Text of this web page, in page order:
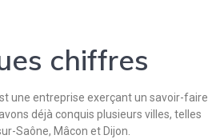
chiffres
une entreprise exerçant un savoir-faire
déjà conquis plusieurs villes, telles
Saône, Mâcon et Dijon.